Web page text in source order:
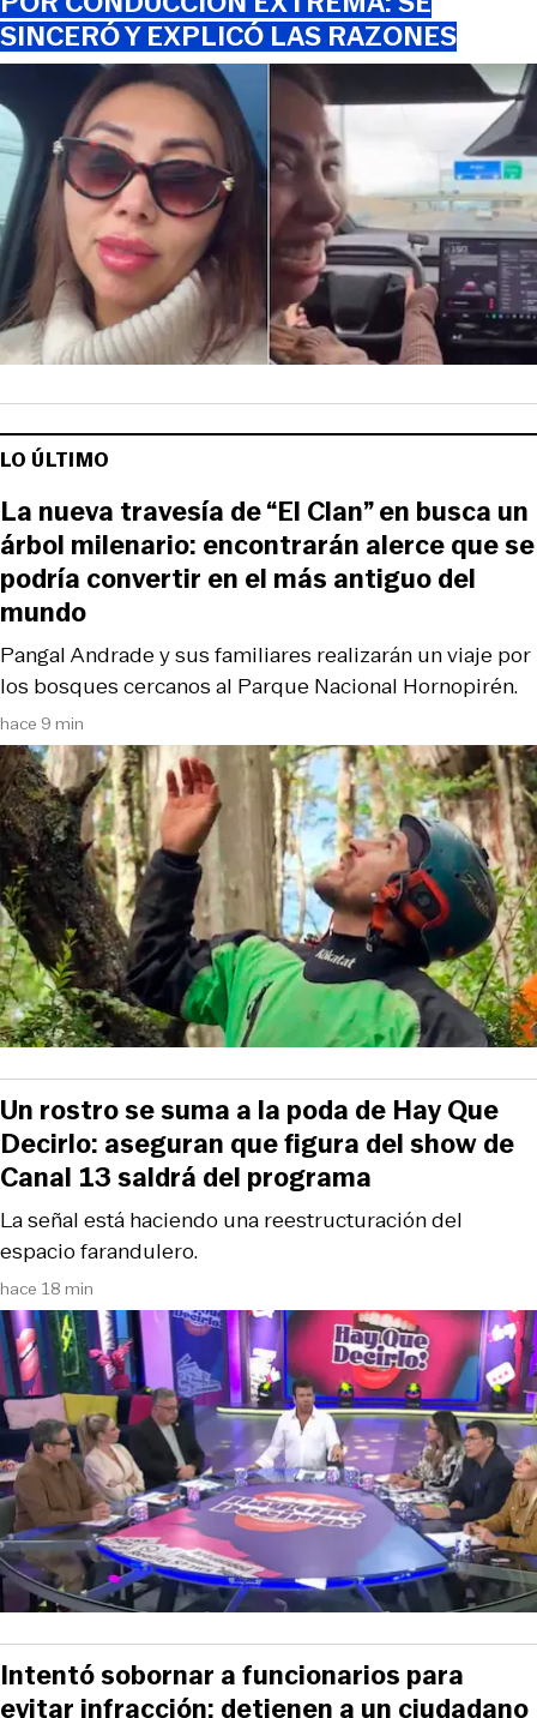
SINCERÓ Y EXPLICÓ LAS RAZONES
LO ÚLTIMO
hace 9 min
Pangal Andrade y sus familiares realizarán un viaje por
los bosques cercanos al Parque Nacional Hornopirén.
La nueva travesía de “El Clan” en busca un
árbol milenario: encontrarán alerce que se
podría convertir en el más antiguo del
mundo
hace 18 min
La señal está haciendo una reestructuración del
espacio farandulero.
Un rostro se suma a la poda de Hay Que
Decirlo: aseguran que figura del show de
Canal 13 saldrá del programa
Intentó sobornar a funcionarios para
evitar infracción: detienen a un ciudadano